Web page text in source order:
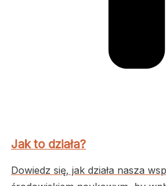
Jak to działa?
Dowiedz się, jak działa nasza